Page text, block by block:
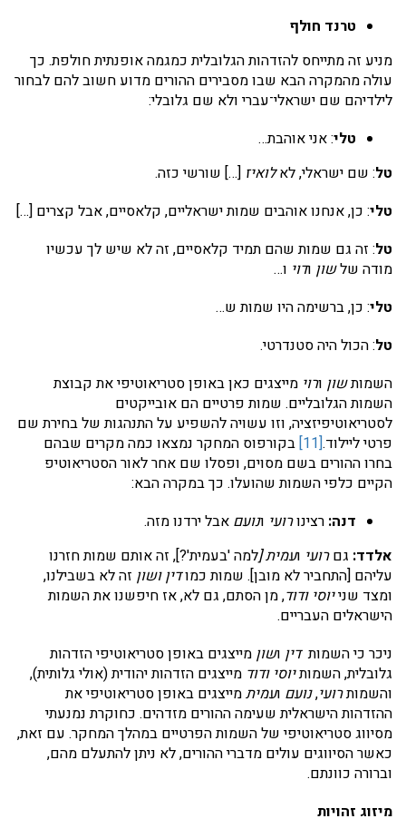
טרנד חולף
מניע זה מתייחס להזדהות הגלובלית כמגמה אופנתית חולפת. כך
עולה מהמקרה הבא שבו מסבירים ההורים מדוע חשוב להם לבחור
לילדיהם שם ישראלי־עברי ולא שם גלובלי:
טלי: אני אוהבת…
טל: שם ישראלי, לאלואיז […] שורשי כזה.
טלי: כן, אנחנו אוהבים שמות ישראליים, קלאסיים, אבל קצרים […]
טל: זה גם שמות שהם תמיד קלאסיים, זה לא שיש לך עכשיו
מודה שלשון ודוי ו…
טלי: כן, ברשימה היו שמות ש…
טל: הכול היה סטנדרטי.
השמותשון ורוי מייצגים כאן באופן סטריאוטיפי את קבוצת
השמות הגלובליים. שמות פרטיים הם אובייקטים
לסטריאוטיפיזציה, וזו עשויה להשפיע על התנהגות של בחירת שם
פרטי ליילוד.[11]
בקורפוס המחקר נמצאו כמה מקרים שבהם
בחרו ההורים בשם מסוים, ופסלו שם אחר לאור הסטריאוטיפ
הקיים כלפי השמות שהועלו. כך במקרה הבא:
דנה: רצינורועי ונועם אבל ירדנו מזה.
אלדד: גםרועי ועמית [למה 'בעמית'?], זה אותם שמות חזרנו
עליהם [התחביר לא מובן]. שמות כמודין ושון זה לא בשבילנו,
ומצד שנייוסי ודוד, מן הסתם, גם לא, אז חיפשנו את השמות
הישראלים העבריים.
ניכר כי השמותדין ושון מייצגים באופן סטריאוטיפי הזדהות
גלובלית, השמותיוסי ודוד מייצגים הזדהות יהודית (אולי גלותית),
והשמותרועי,נועם ועמיתמייצגים באופן סטריאוטיפי את
ההזדהות הישראלית שעימה ההורים מזדהים. כחוקרת נמנעתי
מסיווג סטריאוטיפי של השמות הפרטיים במהלך המחקר. עם זאת,
כאשר הסיווגים עולים מדברי ההורים, לא ניתן להתעלם מהם,
וברורה כוונתם.
מיזוג זהויות